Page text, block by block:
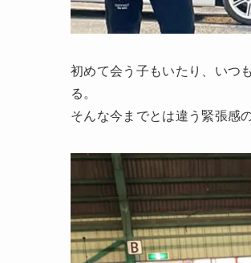
初めて会う子もいたり、いつ
る。
そんな今までとは違う緊張感